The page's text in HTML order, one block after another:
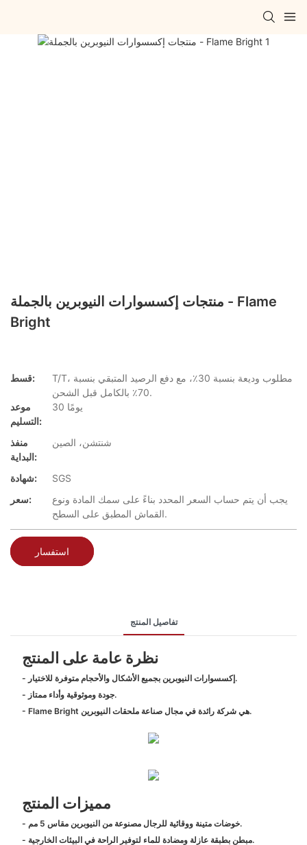
منتجات إكسسوارات النيوبرين بالجملة - Flame
Bright
قسط:
T/T، مطلوب وديعة بنسبة 30٪، مع دفع الرصيد المتبقي بنسبة
70٪ بالكامل قبل الشحن.
موعد
التسليم:
30 يومًا
منفذ
البداية:
شنتشن، الصين
شهادة:
SGS
سعر:
يجب أن يتم حساب السعر المحدد بناءً على سمك المادة ونوع
القماش المطبق على السطح.
استفسار
تفاصيل المنتج
نظرة عامة على المنتج
- إكسسوارات النيوبرين بجميع الأشكال والأحجام متوفرة للاختيار.
- جودة وموثوقية وأداء ممتاز.
- Flame Bright هي شركة رائدة في مجال صناعة ملحقات النيوبرين.
مميزات المنتج
- خوضات متينة ووقائية للرجال مصنوعة من النيوبرين مقاس 5 مم.
- مبطن بطبقة عازلة ومضادة للماء لتوفير الراحة في البيئات الخارجية.